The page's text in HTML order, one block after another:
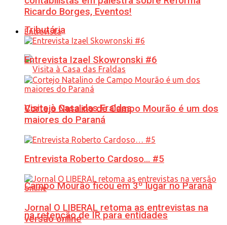
Tributária
Visita à Casa das Fraldas
Campo Mourão ficou em 3º lugar no Paraná
na retenção de IR para entidades
Ricardo Borges, Eventos!
Entrevista
Entrevista Izael Skowronski #6
Cortejo Natalino de Campo Mourão é um dos
maiores do Paraná
Entrevista Roberto Cardoso… #5
Jornal O LIBERAL retoma as entrevistas na
versão online